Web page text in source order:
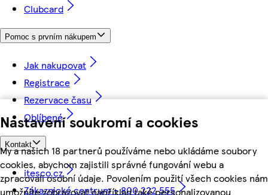
Nastavení soukromí a cookies
My a našich 18 partnerů používáme nebo ukládáme soubory
cookies, abychom zajistili správné fungování webu a
zpracovali osobní údaje. Povolením použití všech cookies nám
umožníte zobrazovat například také personalizovanou
Clubcard
Pomoc s prvním nákupem
Jak nakupovat
Registrace
Rezervace času
Oblíbené
Kontakt
itesco.cz
Zákaznické centrum - 800 222 555